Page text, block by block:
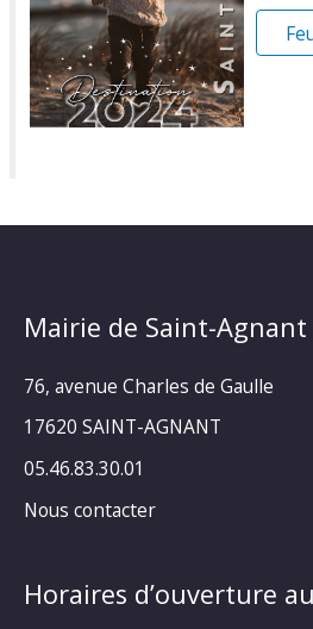
Mairie de Saint-Agnant
76, avenue Charles de Gaulle
17620 SAINT-AGNANT
05.46.83.30.01
Nous contacter
Horaires d’ouverture